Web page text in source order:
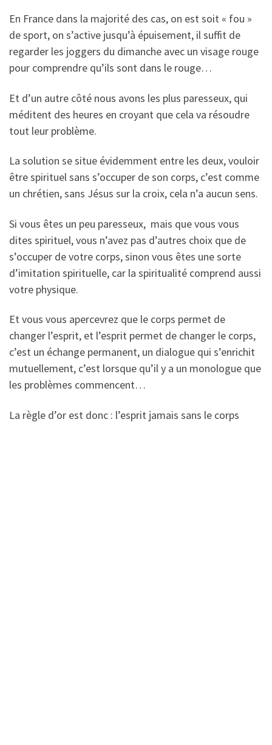
En France dans la majorité des cas, on est soit « fou »
de sport, on s’active jusqu’à épuisement, il suffit de
regarder les joggers du dimanche avec un visage rouge
pour comprendre qu’ils sont dans le rouge…
Et d’un autre côté nous avons les plus paresseux, qui
méditent des heures en croyant que cela va résoudre
tout leur problème.
La solution se situe évidemment entre les deux, vouloir
être spirituel sans s’occuper de son corps, c’est comme
un chrétien, sans Jésus sur la croix, cela n’a aucun sens.
Si vous êtes un peu paresseux, mais que vous vous
dites spirituel, vous n’avez pas d’autres choix que de
s’occuper de votre corps, sinon vous êtes une sorte
d’imitation spirituelle, car la spiritualité comprend aussi
votre physique.
Et vous vous apercevrez que le corps permet de
changer l’esprit, et l’esprit permet de changer le corps,
c’est un échange permanent, un dialogue qui s’enrichit
mutuellement, c’est lorsque qu’il y a un monologue que
les problèmes commencent…
La règle d’or est donc : l’esprit jamais sans le corps